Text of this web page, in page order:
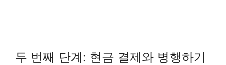
두 번째 단계: 현금 결제와 병행하기